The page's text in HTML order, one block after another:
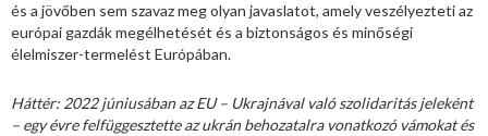
és a jövőben sem szavaz meg olyan javaslatot, amely veszélyezteti az
európai gazdák megélhetését és a biztonságos és minőségi
élelmiszer-termelést Európában.
Háttér: 2022 júniusában az EU – Ukrajnával való szolidaritás jeleként
– egy évre felfüggesztette az ukrán behozatalra vonatkozó vámokat és